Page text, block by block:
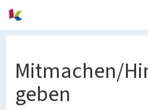
Mitmachen/
geben